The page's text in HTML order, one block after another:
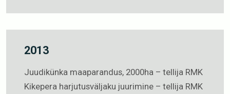
2013
Juudikünka maaparandus, 2000ha – tellija RMK
Kikepera harjutusväljaku juurimine – tellija RMK